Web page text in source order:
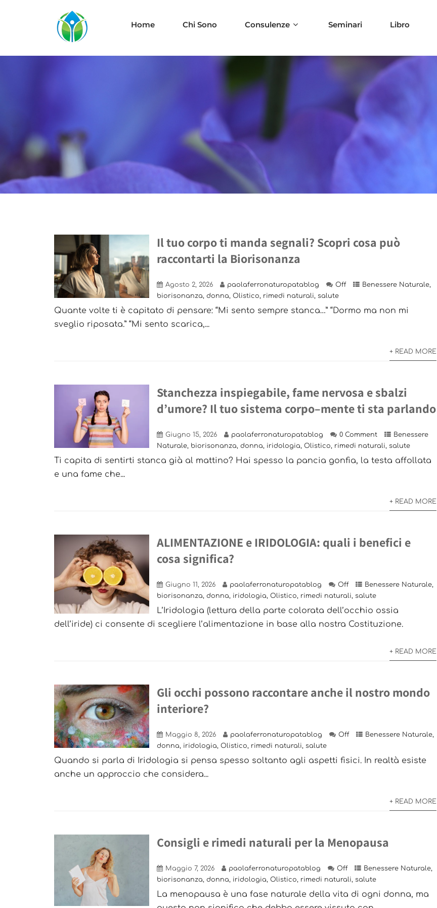
Home Chi Sono Consulenze Seminari Libro
Il tuo corpo ti manda segnali? Scopri cosa può
raccontarti la Biorisonanza
Agosto 2, 2026 paolaferronaturopatablog Off Benessere Naturale,
biorisonanza,donna,Olistico, rimedi naturali, salute
Quante volte ti è capitato di pensare: “Mi sento sempre stanca…” “Dormo ma non mi
sveglio riposata.” “Mi sento scarica,...
+ READ MORE
Stanchezza inspiegabile, fame nervosa e sbalzi
d’umore? Il tuo sistema corpo–mente ti sta parlando
Giugno 15, 2026 paolaferronaturopatablog 0 Comment
Benessere
Naturale, biorisonanza,donna, iridologia,Olistico, rimedi naturali, salute
Ti capita di sentirti stanca già al mattino? Hai spesso la pancia gonfia, la testa affollata
e una fame che...
+ READ MORE
ALIMENTAZIONE e IRIDOLOGIA: quali i benefici e
cosa significa?
Giugno 11, 2026 paolaferronaturopatablog Off Benessere Naturale,
biorisonanza,donna, iridologia,Olistico, rimedi naturali, salute
L’Iridologia (lettura della parte colorata dell’occhio ossia
dell’iride) ci consente di scegliere l’alimentazione in base alla nostra Costituzione.
+ READ MORE
Gli occhi possono raccontare anche il nostro mondo
interiore?
Maggio 8, 2026 paolaferronaturopatablog Off Benessere Naturale,
donna, iridologia,Olistico, rimedi naturali, salute
Quando si parla di Iridologia si pensa spesso soltanto agli aspetti fisici. In realtà esiste
anche un approccio che considera...
+ READ MORE
Consigli e rimedi naturali per la Menopausa
Maggio 7, 2026 paolaferronaturopatablog Off Benessere Naturale,
biorisonanza,donna, iridologia,Olistico, rimedi naturali, salute
La menopausa è una fase naturale della vita di ogni donna, ma